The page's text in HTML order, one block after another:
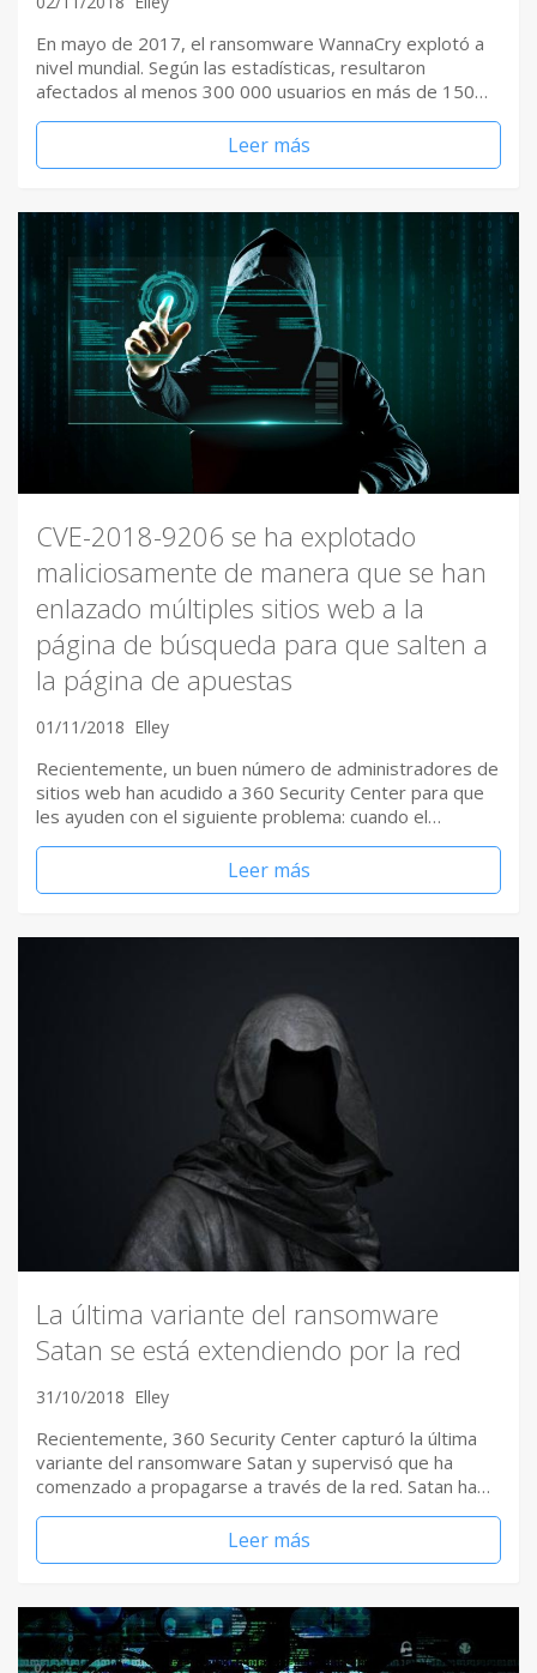
En mayo de 2017, el ransomware WannaCry explotó a
nivel mundial. Según las estadísticas, resultaron
afectados al menos 300 000 usuarios en más de 150…
Leer más
CVE-2018-9206 se ha explotado
maliciosamente de manera que se han
enlazado múltiples sitios web a la
página de búsqueda para que salten a
la página de apuestas
01/11/2018 Elley
Recientemente, un buen número de administradores de
sitios web han acudido a 360 Security Center para que
les ayuden con el siguiente problema: cuando el…
Leer más
La última variante del ransomware
Satan se está extendiendo por la red
31/10/2018 Elley
Recientemente, 360 Security Center capturó la última
variante del ransomware Satan y supervisó que ha
comenzado a propagarse a través de la red. Satan ha…
Leer más